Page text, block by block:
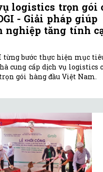
logistics trọn gói
- Giải pháp giúp
nghiệp tăng tính
từng bước thực hiện mục
cung cấp dịch vụ logistics
gói hàng đầu Việt Nam.